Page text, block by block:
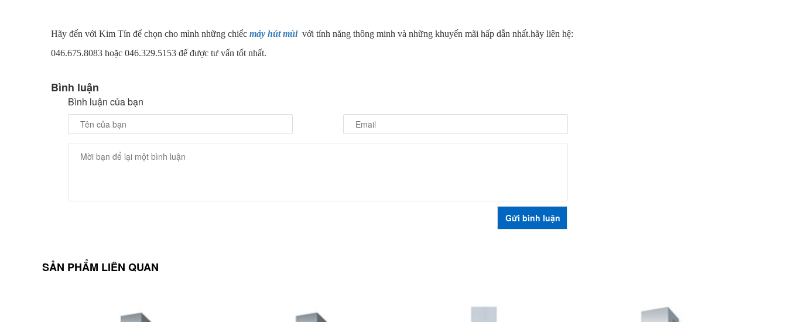
Hãy đến với Kim Tín để chọn cho mình những chiếc máy hút mùivới tính năng thông minh và những khuyến mãi hấp dẫn nhất.hãy liên hệ:
046.675.8083 hoặc 046.329.5153 để được tư vấn tốt nhất.
Bình luận
Bình luận của bạn
SẢN PHẨM LIÊN QUAN